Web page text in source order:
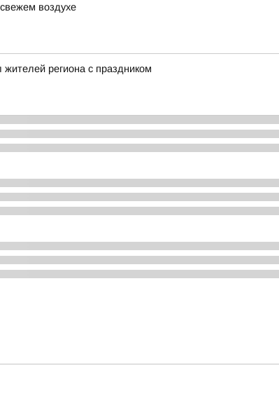
воздухе
региона с праздником